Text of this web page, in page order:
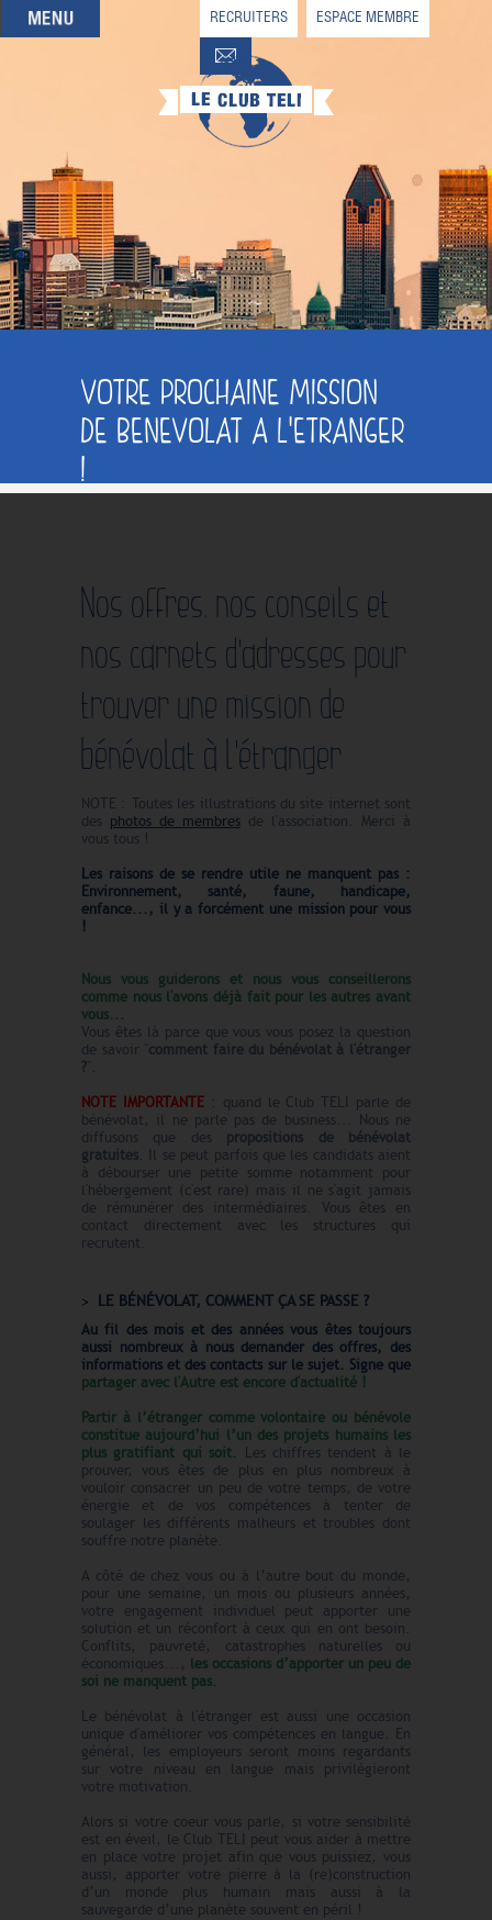
QUI SOMMES-NOUS
QUE CHERCHEZ-VOUS ?
NOS OFFRES PARTENAIRES
DEVENIR MEMBRE
RECRUITERS ESPACE MEMBRE
VOTRE PROCHAINE MISSION
DE BENEVOLAT A L'ETRANGER
!
Nos offres, nos conseils et
nos carnets d'adresses pour
trouver une mission de
bénévolat à l'étranger
NOTE : Toutes les illustrations du site internet sont
des photos de membres de l'association. Merci à
vous tous !
Les raisons de se rendre utile ne manquent pas :
Environnement, santé, faune, handicape,
enfance..., il y a forcément une mission pour vous
Nous vous guiderons et nous vous conseillerons
comme nous l'avons déjà fait pour les autres avant
vous...
Vous êtes là parce que vous vous posez la question
de savoir " comment faire du bénévolat à l'étranger
? ".
NOTE IMPORTANTE : quand le Club TELI parle de
bénévolat, il ne parle pas de business... Nous ne
diffusons que des propositions de bénévolat
gratuites. Il se peut parfois que les candidats aient
à débourser une petite somme notamment pour
l'hébergement (c'est rare) mais il ne s'agit jamais
de rémunérer des intermédiaires. Vous êtes en
contact directement avec les structures qui
recrutent.
LE BÉNÉVOLAT, COMMENT ÇA SE PASSE ?
Au fil des mois et des années vous êtes toujours
aussi nombreux à nous demander des offres, des
informations et des contacts sur le sujet. Signe que
partager avec l'Autre est encore d'actualité !
Partir à l’étranger comme volontaire ou bénévole
constitue aujourd’hui l’un des projets humains les
plus gratifiant qui soit.
Les chiffres tendent à le
prouver, vous êtes de plus en plus nombreux à
vouloir consacrer un peu de votre temps, de votre
énergie et de vos compétences à tenter de
soulager les différents malheurs et troubles dont
souffre notre planète.
A côté de chez vous ou à l’autre bout du monde,
pour une semaine, un mois ou plusieurs années,
votre engagement individuel peut apporter une
solution et un réconfort à ceux qui en ont besoin.
Conflits, pauvreté, catastrophes naturelles ou
économiques..., les occasions d’apporter un peu de
soi ne manquent pas.
Le bénévolat à l'étranger est aussi une occasion
unique d'améliorer vos compétences en langue. En
général, les employeurs seront moins regardants
sur votre niveau en langue mais privilégieront
votre motivation.
Alors si votre coeur vous parle, si votre sensibilité
est en éveil, le Club TELI peut vous aider à mettre
en place votre projet afin que vous puissiez, vous
aussi, apporter votre pierre à la (re)construction
d’un monde plus humain mais aussi à la
sauvegarde d’une planète souvent en péril !